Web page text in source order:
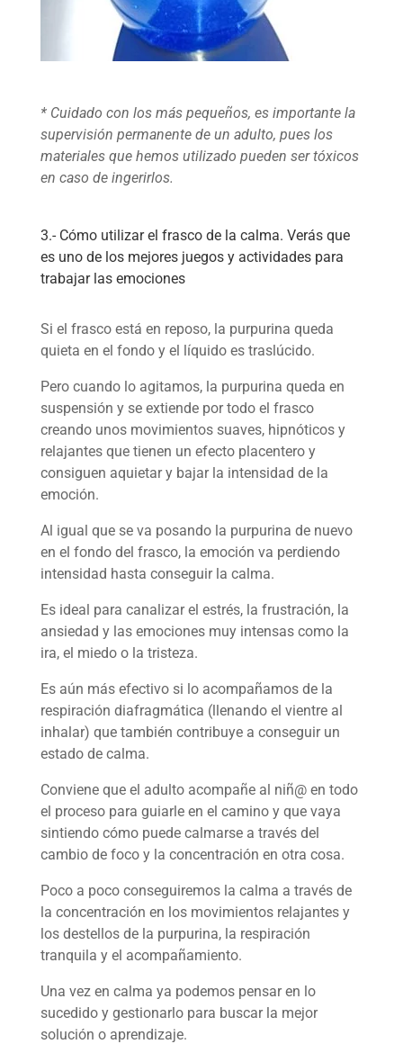
* Cuidado con los más pequeños, es importante la
supervisión permanente de un adulto, pues los
materiales que hemos utilizado pueden ser tóxicos
en caso de ingerirlos.
3.- Cómo utilizar el frasco de la calma. Verás que
es uno de los mejores juegos y actividades para
trabajar las emociones
Si el frasco está en reposo, la purpurina queda
quieta en el fondo y el líquido es traslúcido.
Pero cuando lo agitamos, la purpurina queda en
suspensión y se extiende por todo el frasco
creando unos movimientos suaves, hipnóticos y
relajantes que tienen un efecto placentero y
consiguen aquietar y bajar la intensidad de la
emoción.
Al igual que se va posando la purpurina de nuevo
en el fondo del frasco, la emoción va perdiendo
intensidad hasta conseguir la calma.
Es ideal para canalizar el estrés, la frustración, la
ansiedad y las emociones muy intensas como la
ira, el miedo o la tristeza.
Es aún más efectivo si lo acompañamos de la
respiración diafragmática (llenando el vientre al
inhalar) que también contribuye a conseguir un
estado de calma.
Conviene que el adulto acompañe al niñ@ en todo
el proceso para guiarle en el camino y que vaya
sintiendo cómo puede calmarse a través del
cambio de foco y la concentración en otra cosa.
Poco a poco conseguiremos la calma a través de
la concentración en los movimientos relajantes y
los destellos de la purpurina, la respiración
tranquila y el acompañamiento.
Una vez en calma ya podemos pensar en lo
sucedido y gestionarlo para buscar la mejor
solución o aprendizaje.